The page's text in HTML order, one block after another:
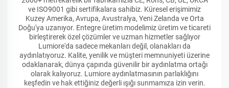
ve ISO9001 gibi sertifikalara sahibiz. Küresel erişimimiz
Kuzey Amerika, Avrupa, Avustralya, Yeni Zelanda ve Orta
Doğu'ya uzanıyor. Entegre üretim modelimiz üretim ve ticareti
birleştirerek özel çözümler ve uzman hizmetler sağlıyor
Lumiore'da sadece mekanları değil, olanakları da
aydınlatıyoruz. Kalite, yenilik ve müşteri memnuniyeti üzerine
odaklanarak, dünya çapında güvenilir bir aydınlatma ortağı
olarak kalıyoruz. Lumiore aydınlatmasının parlaklığını
keşfedin ve hak ettiğiniz değerli ışığı sunmamıza izin verin.